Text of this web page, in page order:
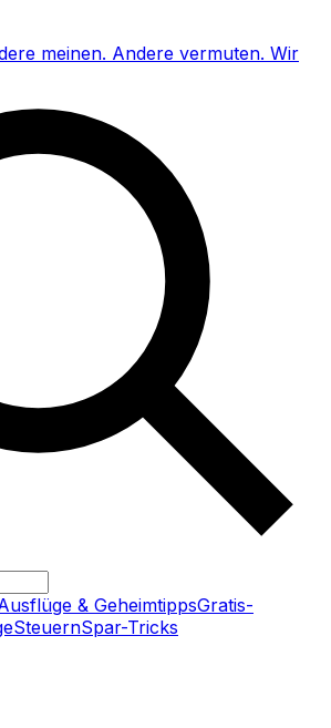
meinen. Andere vermuten. Wir
& GeheimtippsGratis-
SteuernSpar-Tricks